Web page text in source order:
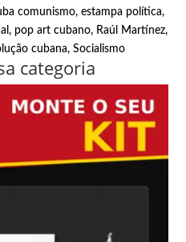
comunismo,estampa política,
, pop art cubano, Raúl Martínez,
cubana,Socialismo
categoria